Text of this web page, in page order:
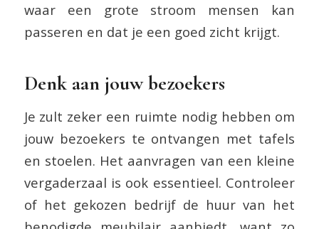
waar een grote stroom mensen kan
passeren en dat je een goed zicht krijgt.
Denk aan jouw bezoekers
Je zult zeker een ruimte nodig hebben om
jouw bezoekers te ontvangen met tafels
en stoelen. Het aanvragen van een kleine
vergaderzaal is ook essentieel. Controleer
of het gekozen bedrijf de huur van het